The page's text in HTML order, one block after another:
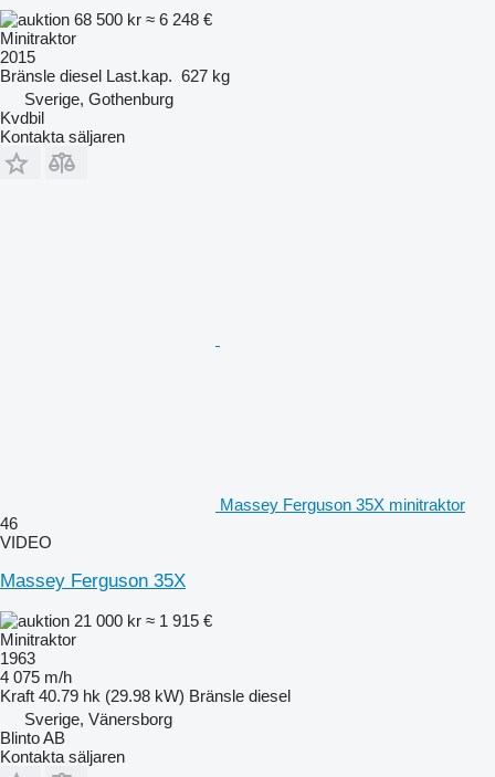
68 500 kr ≈ 6 248 €
Minitraktor
2015
Bränsle diesel Last.kap. 627 kg
Sverige, Gothenburg
Kvdbil
Kontakta säljaren
Massey Ferguson 35X minitraktor
46
VIDEO
Massey Ferguson 35X
21 000 kr ≈ 1 915 €
Minitraktor
1963
4 075 m/h
Kraft 40.79 hk (29.98 kW) Bränsle diesel
Sverige, Vänersborg
Blinto AB
Kontakta säljaren